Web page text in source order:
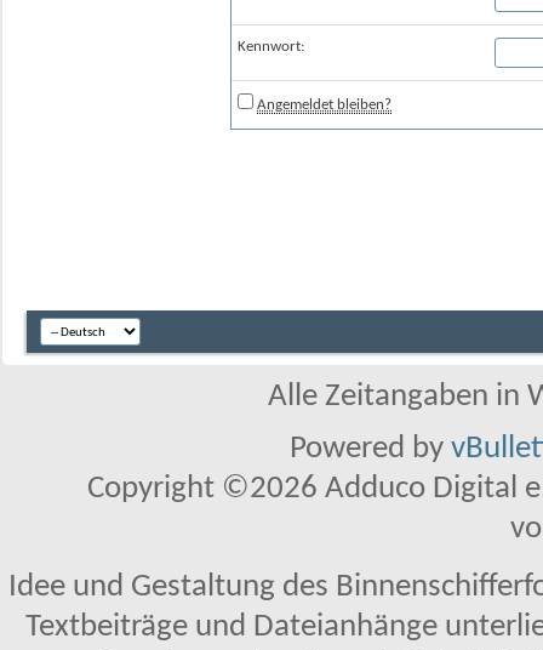
Kennwort:
Angemeldet bleiben?
Alle Zeitangaben in
Powered by
Copyright ©2026 Adduco Digital
Idee und Gestaltung des
Textbeiträge und Dateianhänge